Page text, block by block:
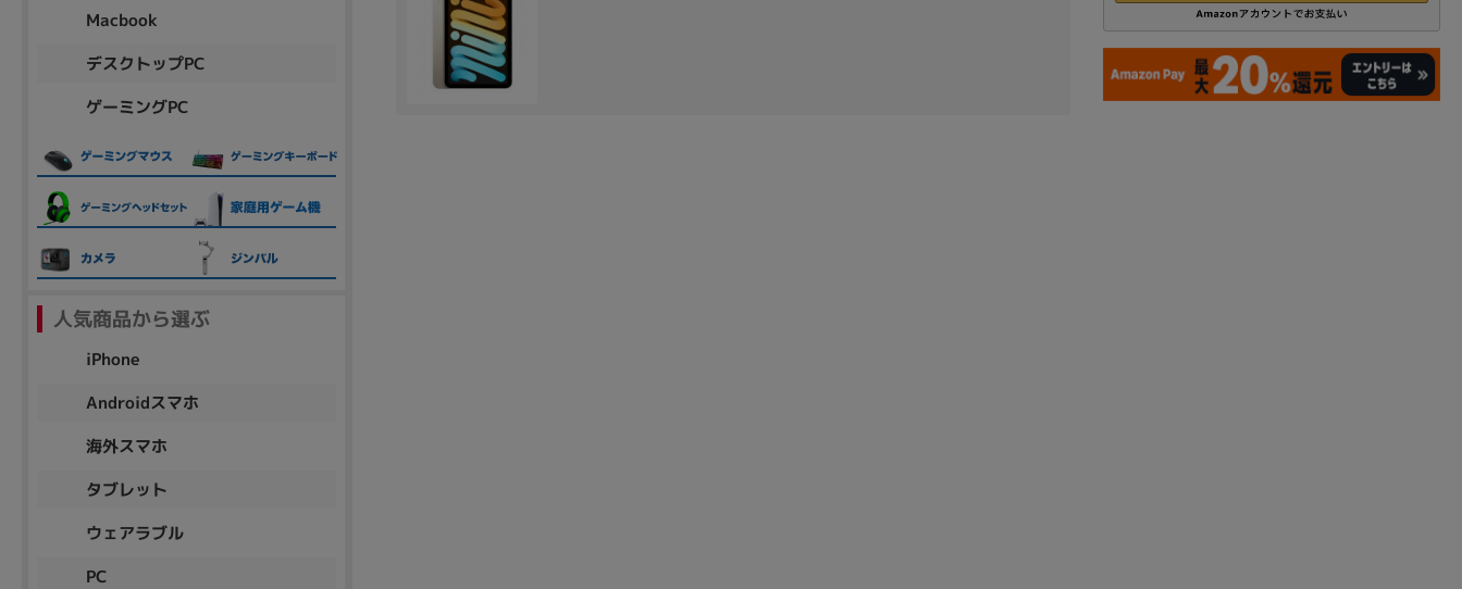
Macbook
デスクトップPC
ゲーミングPC
人気商品から選ぶ
iPhone
Androidスマホ
海外スマホ
タブレット
ウェアラブル
PC
円 ～
各項目のチェックボックスは「or検索」となります。